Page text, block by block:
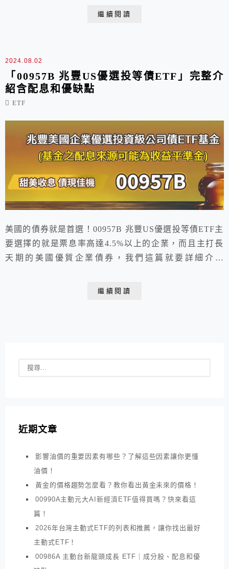
繼續閱讀
2024.08.02
「00957B 兆豐US優選投等債ETF」完整介
紹含配息和優缺點
ETF
美國的債券就是首選！00957B 兆豐US優選投等債ETF主
要選擇的就是票息率高達4.5%以上的企業，而且主打長
天期的美國優質企業債券，我們這篇就要詳細介紹
繼續閱讀
近期文章
影響油價的重要因素有哪些？了解這些因素讓你更懂
油價！
黃金的價格趨勢怎麼看？教你看出黃金未來的價格！
00990A主動元大AI新經濟ETF值得買嗎？快來看這
篇！
2026年台灣主動式ETF的列表和推薦，讓你找出最好
主動式ETF！
00986A 主動台新龍頭成長 ETF｜成分股、配息和優